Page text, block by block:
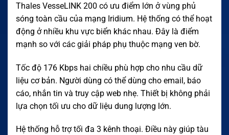
Thales VesseLINK 200 có ưu điểm lớn ở vùng phủ
sóng toàn cầu của mạng Iridium. Hệ thống có thể hoạt
động ở nhiều khu vực biển khác nhau. Đây là điểm
mạnh so với các giải pháp phụ thuộc mạng ven bờ.
Tốc độ 176 Kbps hai chiều phù hợp cho nhu cầu dữ
liệu cơ bản. Người dùng có thể dùng cho email, báo
cáo, nhắn tin và truy cập web nhẹ. Thiết bị không phải
lựa chọn tối ưu cho dữ liệu dung lượng lớn.
Hệ thống hỗ trợ tối đa 3 kênh thoại. Điều này giúp tàu